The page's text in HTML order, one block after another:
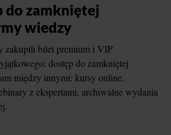
do zamkniętej
wiedzy
zakupili bilet premium i VIP
dostęp do zamkniętej
między innymi: kursy online,
z ekspertami, archiwalne wydania